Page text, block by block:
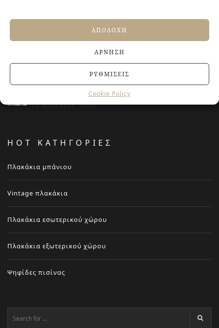
ΑΠΟΔΟΧΉ
ΆΡΝΗΣΗ
ΡΥΘΜΊΣΕΙΣ
Cookie Policy
γνωρίζετε πριν την αγορά
27 ΙΟΥΝΊΟΥ, 2026
Jacuzzi στο Σπίτι: Τα οφέλη για την υγεία και την
ευεξία
20 ΙΟΥΝΊΟΥ, 2026
Terre del Nord: μια αρχιτεκτονική προσέγγιση
23 ΑΠΡΙΛΊΟΥ, 2026
HOT ΚΑΤΗΓΟΡΙΕΣ
Πλακάκια μπάνιου
Vintage πλακάκια
Πλακάκια εσωτερικού χώρου
Πλακάκια εξωτερικού χώρου
Ψηφίδες πισίνας